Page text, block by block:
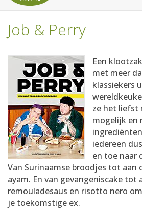
Job & Perry
Een
met meer
klassiekers
ze het liefst
mogelijk en
iedereen
en toe naar
Van Surinaamse broodjes tot aan
ayam. En van gevangeniscake tot
remouladesaus en risotto nero
je toekomstige ex.